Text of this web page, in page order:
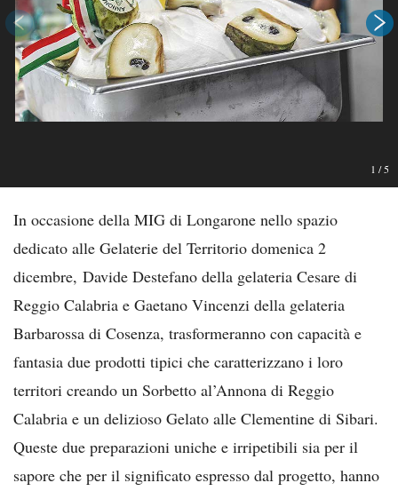
1 /5
In occasione della MIG di Longarone nello spazio
dedicato alle Gelaterie del Territorio domenica 2
dicembre, Davide Destefano della gelateria Cesare di
Reggio Calabria e Gaetano Vincenzi della gelateria
Barbarossa di Cosenza, trasformeranno con capacità e
fantasia due prodotti tipici che caratterizzano i loro
territori creando un Sorbetto al’Annona di Reggio
Calabria e un delizioso Gelato alle Clementine di Sibari.
Queste due preparazioni uniche e irripetibili sia per il
sapore che per il significato espresso dal progetto, hanno